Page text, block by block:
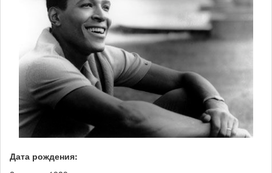
Дата рождения: